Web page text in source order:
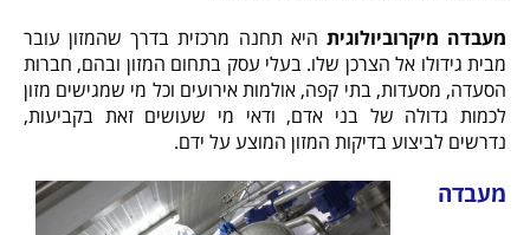
מעבדה מיקרוביולוגית היא תחנה מרכזית בדרך שהמזון עובר
מבית גידולו אל הצרכן שלו. בעלי עסק בתחום המזון ובהם, חברות
הסעדה, מסעדות, בתי קפה, אולמות אירועים וכל מי שמגישים מזון
לכמות גדולה של בני אדם, ודאי מי שעושים זאת בקביעות,
נדרשים לביצוע בדיקות המזון המוצע על ידם.
מעבדה